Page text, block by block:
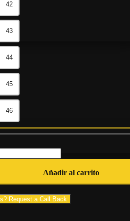
42
43
44
45
46
Añadir al carrito
Request a Call Back